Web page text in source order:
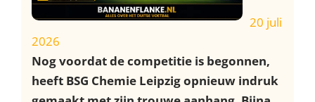
20 juli
2026
Nog voordat de competitie is begonnen,
heeft BSG Chemie Leipzig opnieuw indruk